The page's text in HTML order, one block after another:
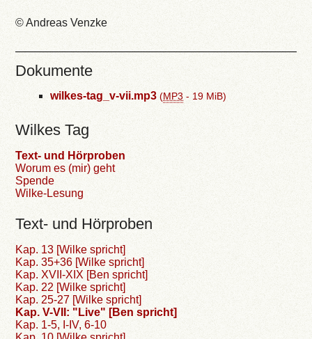
© Andreas Venzke
Dokumente
wilkes-tag_v-vii.mp3 (MP3 - 19 MiB)
Wilkes Tag
Text- und Hörproben
Worum es (mir) geht
Spende
Wilke-Lesung
Text- und Hörproben
Kap. 13 [Wilke spricht]
Kap. 35+36 [Wilke spricht]
Kap. XVII-XIX [Ben spricht]
Kap. 22 [Wilke spricht]
Kap. 25-27 [Wilke spricht]
Kap. V-VII: "Live" [Ben spricht]
Kap. 1-5, I-IV, 6-10